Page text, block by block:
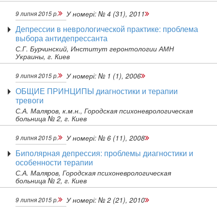
9 липня 2015 р. У номері: № 4 (31), 2011
Депрессии в неврологической практике: проблема
выбора антидепрессанта
С.Г. Бурчинский, Институт геронтологии АМН
Украины, г. Киев
9 липня 2015 р. У номері: № 1 (1), 2006
ОБЩИЕ ПРИНЦИПЫ диагностики и терапии
тревоги
С.А. Маляров, к.м.н., Городская психоневрологическая
больница № 2, г. Киев
9 липня 2015 р. У номері: № 6 (11), 2008
Биполярная депрессия: проблемы диагностики и
особенности терапии
С.А. Маляров, Городская психоневрологическая
больница № 2, г. Киев
9 липня 2015 р. У номері: № 2 (21), 2010